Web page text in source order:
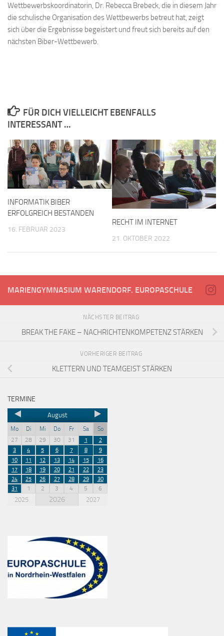
Wettbewerbskoordinatorin, Dr. Rebecca Brebeck, die in diesem Jahr
die schulische Organisation des Wettbewerbs betreut hat, zeigt
sich über die Ergebnisse begeistert und freut sich bereits auf den
nächsten Biber-Wettbewerb.
FÜR DICH VIELLEICHT EBENFALLS
INTERESSANT …
INFORMATIK BIBER
ERFOLGREICH BESTANDEN
16. FEBRUAR 2023
RECHT IM INTERNET
21. OKTOBER 2022
MARIENGYMNASIUM WARENDORF. EUROPASCHULE
NÄCHSTER BEITRAG
BREAK THE FAKE – NACHRICHTENKOMPETENZ STÄRKEN
VORHERIGER BEITRAG
KLETTERN UND TEAMGEIST STÄRKEN
TERMINE
August
Mo Di Mi Do Fr Sa
So
27
28 29 30 31 1
2
3
4 5 6 7 8
9
10
11 12 13 14 15
16
17
18 19 20 21 22
23
24
25 26 27 28 29
30
31
1 2 3 4 5 6
2025 2026 2027